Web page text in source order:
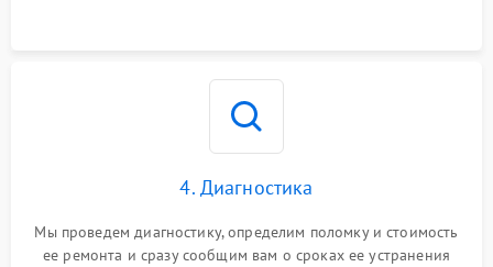
4. Диагностика
Мы проведем диагностику, определим поломку и стоимость
ее ремонта и сразу сообщим вам о сроках ее устранения